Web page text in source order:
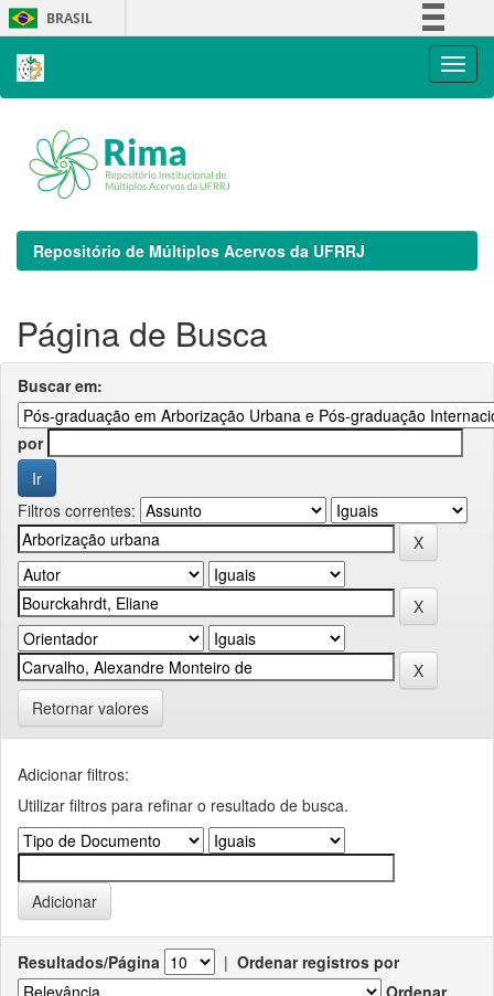
Skip
navigation
BRASIL
Repositório de Múltiplos Acervos da UFRRJ
Página de Busca
Buscar em:
por
Filtros correntes:
Retornar valores
Adicionar filtros:
Utilizar filtros para refinar o resultado de busca.
Resultados/Página | Ordenar registros por
Ordenar